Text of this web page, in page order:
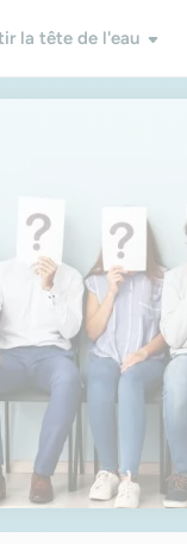
la tête de l'eau